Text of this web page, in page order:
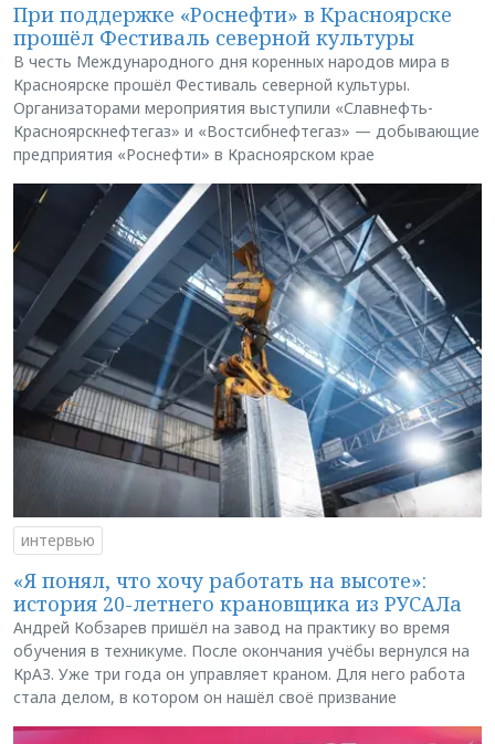
При поддержке «Роснефти» в Красноярске
прошёл Фестиваль северной культуры
В честь Международного дня коренных народов мира в
Красноярске прошёл Фестиваль северной культуры.
Организаторами мероприятия выступили «Славнефть-
Красноярскнефтегаз» и «Востсибнефтегаз» — добывающие
предприятия «Роснефти» в Красноярском крае
интервью
«Я понял, что хочу работать на высоте»:
история 20-летнего крановщика из РУСАЛа
Андрей Кобзарев пришёл на завод на практику во время
обучения в техникуме. После окончания учёбы вернулся на
КрАЗ. Уже три года он управляет краном. Для него работа
стала делом, в котором он нашёл своё призвание